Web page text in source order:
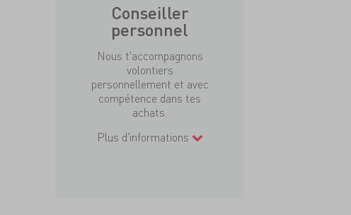
Conseiller
personnel
Nous t'accompagnons
volontiers
personnellement et avec
compétence dans tes
achats.
Plus d'informations